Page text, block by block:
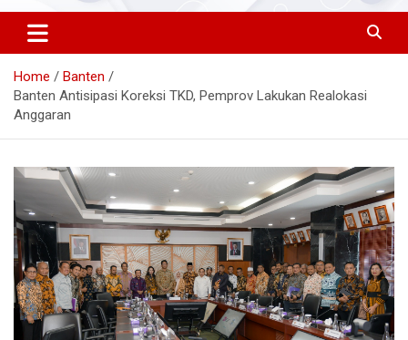
Home
Banten
Banten Antisipasi Koreksi TKD, Pemprov Lakukan Realokasi
Anggaran